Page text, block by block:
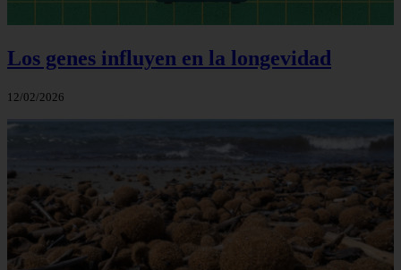
Los genes influyen en la longevidad
12/02/2026